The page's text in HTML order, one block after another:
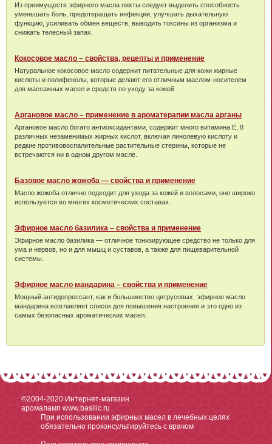
Из преимуществ эфирного масла пихты следует выделить способность
уменьшать боль, предотвращать инфекции, улучшать дыхательную
функцию, усиливать обмен веществ, выводить токсины из организма и
снижать телесный запах.
Кокосовое масло – свойства, рецепты и применение
Натуральное кокосовое масло содержит питательные для кожи жирные
кислоты и полифенолы, которые делают его отличным маслом-носителем
для массажных масел и средств по уходу за кожей
Аргановое масло – применение в ароматерапии масла арганы
Аргановое масло богато антиоксидантами, содержит много витамина Е, 8
различных незаменимых жирных кислот, включая линолевую кислоту и
редкие противовоспалительные растительные стерины, которые не
встречаются ни в одном другом масле.
Базовое масло жожоба — свойства и применение
Масло жожоба отлично подходит для ухода за кожей и волосами, оно широко
используется во многих косметических составах.
Эфирное масло базилика – свойства и применение
Эфирное масло базилика — отличное тонизирующее средство не только для
ума и нервов, но и для мышц и суставов, а также для пищеварительной
системы.
Эфирное масло мандарина – свойства и применение
Мощный антидепрессант, как и большинство цитрусовых, эфирное масло
мандарина возглавляет список для повышения настроения и это одно из
самых безопасных ароматических масел.
©2004-2020 Интернет-магазин
аромаламп www.basilic.ru
При использовании эфирных масел в лечебных целях
обязательно проконсультируйтесь с врачом